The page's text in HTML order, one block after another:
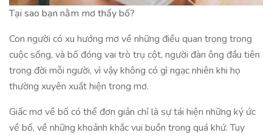
Tại sao bạn nằm mơ thấy bố?
Con người có xu hướng mơ về những điều quan trọng trong
cuộc sống, và bố đóng vai trò trụ cột, người đàn ông đầu tiên
trong đời mỗi người, vì vậy không có gì ngạc nhiên khi họ
thường xuyên xuất hiện trong mơ.
Giấc mơ về bố có thể đơn giản chỉ là sự tái hiện những ký ức
về bố, về những khoảnh khắc vui buồn trong quá khứ. Tuy